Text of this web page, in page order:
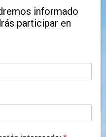
informado
participar en